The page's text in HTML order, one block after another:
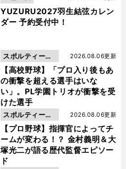
YUZURU2027羽生結弦カレン
ダー 予約受付中！
【高校野球】「プロ入り後もあ
の衝撃を超える選手はいな
い」。PL学園トリオが衝撃を受
けた選手
2026.08.06更新
スポルティーバ
動画
【プロ野球】指揮官によってチ
ームが変わる！？ 金村義明＆大
塚光二が語る歴代監督エピソー
ド
2026.08.06更新
スポルティーバ
動画